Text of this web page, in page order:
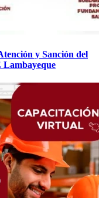
y Sanción del
Lambayeque